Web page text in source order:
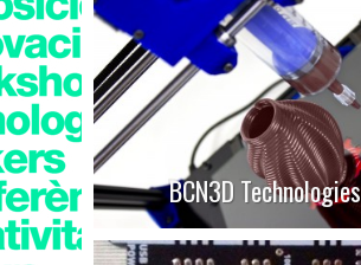
BCN3D Technologies